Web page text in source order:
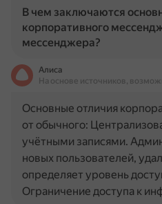
В чем заключаются
корпоративного
мессенджера?
Алиса
На основе источников,
Основные отличия
от обычного:
учётными записями.
новых пользователей,
определяет уровень
Ограничение доступа к